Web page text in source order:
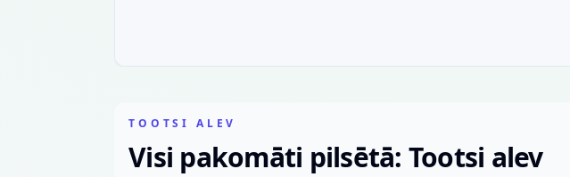
TOOTSI ALEV
Visi pakomāti pilsētā: Tootsi alev